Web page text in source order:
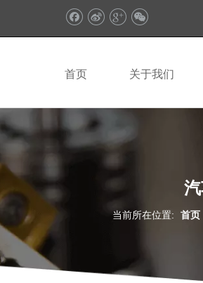
首页 关于我们
当前所在位置: 首页